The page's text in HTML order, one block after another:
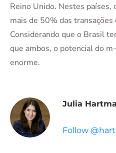
Reino Unido. Nestes
mais de 50% das
Considerando que o Brasil
que ambos, o potencial do
enorme.
Julia
Follow